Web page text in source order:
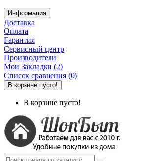
Информация
Доставка
Оплата
Гарантия
Сервисный центр
Производители
Мои Закладки (2)
Список сравнения (0)
В корзине пусто!
В корзине пусто!